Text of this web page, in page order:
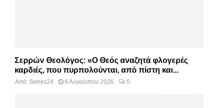
Σερρών Θεολόγος: «Ο Θεός αναζητά φλογερές
καρδιές, που πυρπολούνται, από πίστη και...
Από: Serres24 6 Αυγούστου 2026 0